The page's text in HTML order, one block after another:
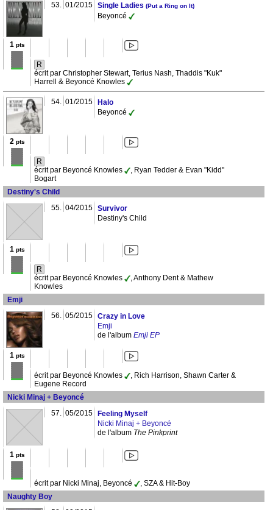
53. 01/2015 Single Ladies (Put a Ring on It)
Beyoncé
1pts
R
écrit par Christopher Stewart, Terius Nash, Thaddis "Kuk"
Harrell & Beyoncé Knowles
54. 01/2015
Halo
Beyoncé
2pts
R
écrit par Beyoncé Knowles
, Ryan Tedder & Evan "Kidd"
Bogart
Destiny's Child
55. 04/2015 Survivor
Destiny's Child
1pts
R
écrit par Beyoncé Knowles
, Anthony Dent & Mathew
Knowles
Emji
56. 05/2015 Crazy in Love
Emji
de l'album Emji EP
1pts
écrit par Beyoncé Knowles
, Rich Harrison, Shawn Carter &
Eugene Record
Nicki Minaj + Beyoncé
57. 05/2015
Feeling Myself
Nicki Minaj + Beyoncé
de l'album The Pinkprint
1pts
écrit par Nicki Minaj, Beyoncé
, SZA & Hit-Boy
Naughty Boy